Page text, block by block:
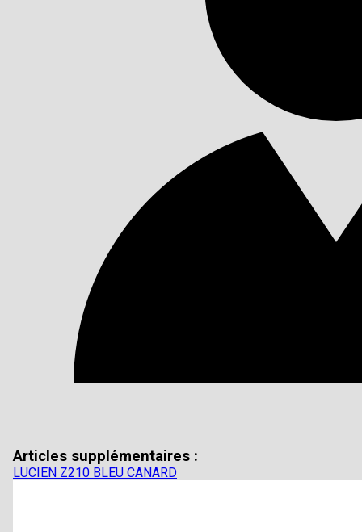
Articles supplémentaires :
LUCIEN Z210 BLEU CANARD